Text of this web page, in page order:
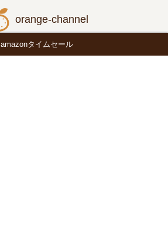
orange-channel
amazonタイムセール